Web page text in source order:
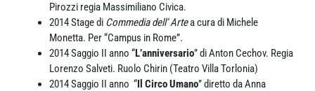
Pirozzi regia Massimiliano Civica.
2014 Stage di Commedia dell’ Artea cura di Michele
Monetta. Per “Campus in Rome”.
2014 Saggio II anno “L’anniversario” di Anton Cechov. Regia
Lorenzo Salveti. Ruolo Chirin (Teatro Villa Torlonia)
2014 Saggio II anno “Il Circo Umano” diretto da Anna